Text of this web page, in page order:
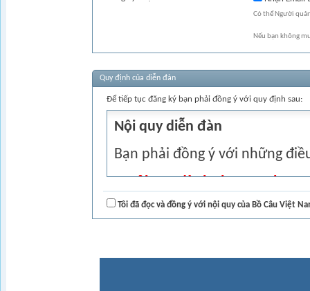
Có thể Người
Nếu bạn không
Quy định của diễn đàn
Để tiếp tục đăng ký bạn phải đồng ý với quy định sau:
Nội quy diễn đàn
Bạn phải đồng ý với những
A Nội quy dành cho member
I. Nội quy thành viên
cách mạng, các vị lãnh đạo
Tôi đã đọc và đồng ý với nội quy của Bồ Câu Việt